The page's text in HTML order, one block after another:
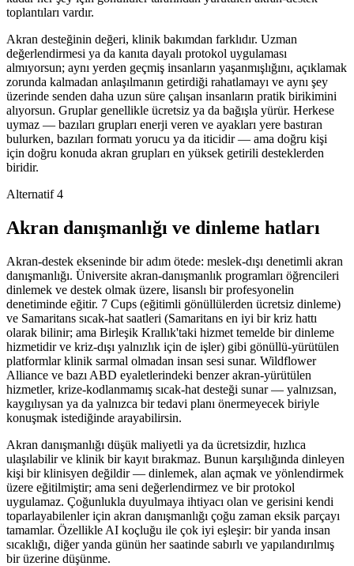
toplantıları vardır.
Akran desteğinin değeri, klinik bakımdan farklıdır. Uzman
değerlendirmesi ya da kanıta dayalı protokol uygulaması
almıyorsun; aynı yerden geçmiş insanların yaşanmışlığını, açıklamak
zorunda kalmadan anlaşılmanın getirdiği rahatlamayı ve aynı şey
üzerinde senden daha uzun süre çalışan insanların pratik birikimini
alıyorsun. Gruplar genellikle ücretsiz ya da bağışla yürür. Herkese
uymaz — bazıları grupları enerji veren ve ayakları yere bastıran
bulurken, bazıları formatı yorucu ya da iticidir — ama doğru kişi
için doğru konuda akran grupları en yüksek getirili desteklerden
biridir.
Alternatif 4
Akran danışmanlığı ve dinleme hatları
Akran-destek ekseninde bir adım ötede: meslek-dışı denetimli akran
danışmanlığı. Üniversite akran-danışmanlık programları öğrencileri
dinlemek ve destek olmak üzere, lisanslı bir profesyonelin
denetiminde eğitir. 7 Cups (eğitimli gönüllülerden ücretsiz dinleme)
ve Samaritans sıcak-hat saatleri (Samaritans en iyi bir kriz hattı
olarak bilinir; ama Birleşik Krallık'taki hizmet temelde bir dinleme
hizmetidir ve kriz-dışı yalnızlık için de işler) gibi gönüllü-yürütülen
platformlar klinik sarmal olmadan insan sesi sunar. Wildflower
Alliance ve bazı ABD eyaletlerindeki benzer akran-yürütülen
hizmetler, krize-kodlanmamış sıcak-hat desteği sunar — yalnızsan,
kaygılıysan ya da yalnızca bir tedavi planı önermeyecek biriyle
konuşmak istediğinde arayabilirsin.
Akran danışmanlığı düşük maliyetli ya da ücretsizdir, hızlıca
ulaşılabilir ve klinik bir kayıt bırakmaz. Bunun karşılığında dinleyen
kişi bir klinisyen değildir — dinlemek, alan açmak ve yönlendirmek
üzere eğitilmiştir; ama seni değerlendirmez ve bir protokol
uygulamaz. Çoğunlukla duyulmaya ihtiyacı olan ve gerisini kendi
toparlayabilenler için akran danışmanlığı çoğu zaman eksik parçayı
tamamlar. Özellikle AI koçluğu ile çok iyi eşleşir: bir yanda insan
sıcaklığı, diğer yanda günün her saatinde sabırlı ve yapılandırılmış
bir üzerine düşünme.